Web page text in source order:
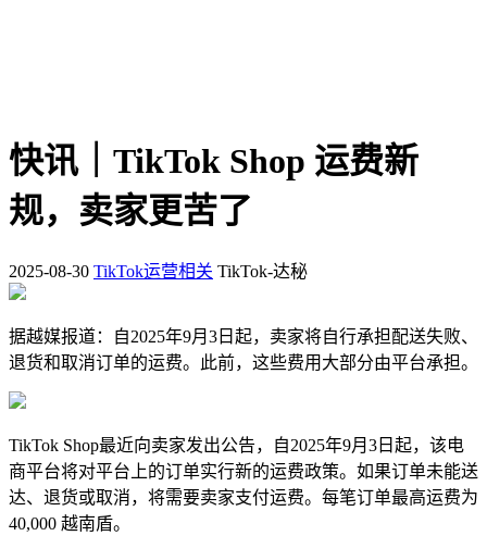
快讯｜TikTok Shop 运费新
规，卖家更苦了
2025-08-30 TikTok运营相关 TikTok-达秘
据越媒报道：自2025年9月3日起，卖家将自行承担配送失败、
退货和取消订单的运费。此前，这些费用大部分由平台承担。
TikTok Shop最近向卖家发出公告，自2025年9月3日起，该电
商平台将对平台上的订单实行新的运费政策。如果订单未能送
达、退货或取消， 将需要卖家支付运费。每笔订单最高运费为
40,000 越南盾。